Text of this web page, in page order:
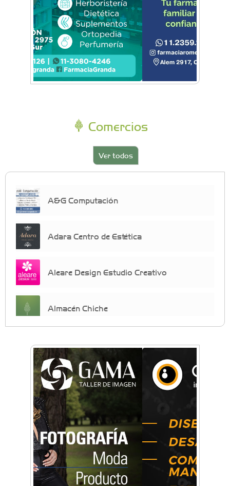
Comercios
Ver todos
A&G Computación
Adara Centro de Estética
Aleare Design Estudio Creativo
Almacén Chiche
crecimiento personal
Arq. Horacio Alejandro Sánchez
Artística ApasionArte
Artística Catalina